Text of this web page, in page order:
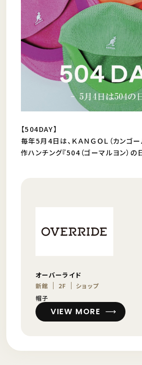
【504DAY】
毎年5月4日は、ＫＡＮＧＯＬ（カンゴ
作ハンチング『504（ゴーマルヨン）の日
オーバーライド
新館 2F
ショップ
帽子
VIEW MORE